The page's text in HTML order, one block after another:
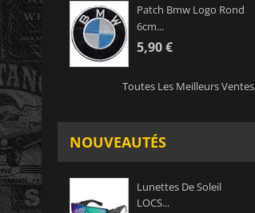
Patch Bmw Logo Rond
6cm...
5,90 €
Toutes Les Meilleurs Ventes
NOUVEAUTÉS
Lunettes De Soleil
LOCS...